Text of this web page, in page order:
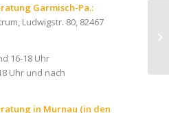
Garmisch-Pa.:
Ludwigstr. 80, 82467
16-18 Uhr
Uhr und nach
in Murnau (in den